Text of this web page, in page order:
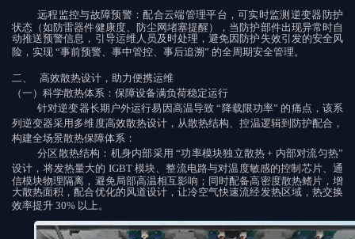
远程监控与故障预警：配合云端管理平台，可实时监测逆变器防护
状态（如防雷器件健康度、防尘网堵塞提醒），当防护部件出现异常时自
动推送预警信息，引导运维人员及时处理，避免因防护失效引发的安全风
险，实现 “事前预警、事中管控、事后追溯” 的全周期安全管理。
二、
高效散热设计，助力便携运维
（一）科学散热体系：保障设备满负荷稳定运行
针对逆变器长期户外运行易因高温导致 “ 降载限功率” 的痛点，该系
列逆变器采用 多维度高效散热设计，从散热结构、控温逻辑到防护配合，
构建全场景散热保障体系：
分区散热结构 ：机身内部采用 “功率模块独立散热 + 内部对流匀热”
设计，将发热量大的 IGBT 模块、整流电路与对温度敏感的控制芯片、通
信模块物理隔离，避免局部高温相互影响；同时配备高密度散热鳍片，增
大散热面积，配合优化的风道设计，让冷空气快速流经发热区域，热交换
效率提升 30% 以上。